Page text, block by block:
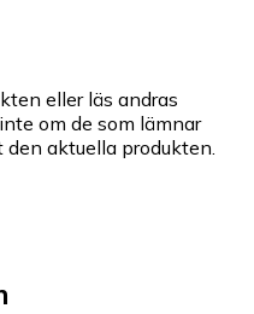
eller läs andras
om de som lämnar
aktuella produkten.